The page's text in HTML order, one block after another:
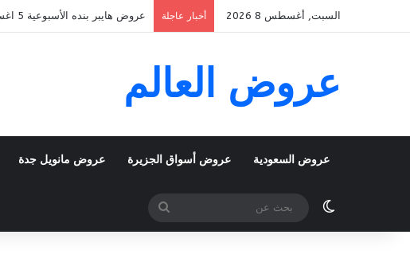
السبت, أغسطس 8 2026 أخبار عاجلة عروض هايبر بنده الأسبوعية 5 اغسطس 2026 الموافق 22 صفر 1448 Back To School
عروض العالم
عروض السعودية عروض أسواق الجزيرة عروض مانويل جدة
الوضع المظلم
بحث
عن